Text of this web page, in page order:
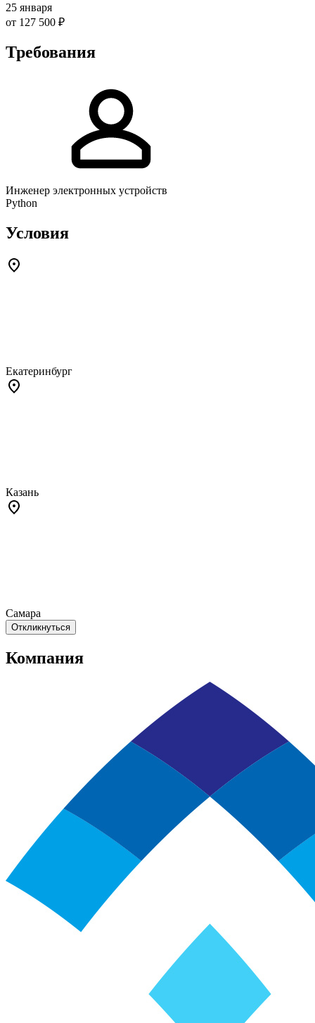
25 января
от 127 500 ₽
Требования
Инженер электронных устройств
Python
Условия
Екатеринбург
Казань
Самара
Откликнуться
Компания